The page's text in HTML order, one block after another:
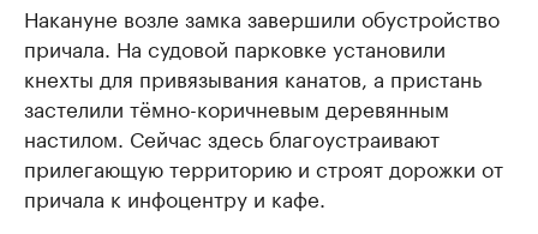
Накануне возле замка завершили обустройство
причала. На судовой парковке установили
кнехты для привязывания канатов, а пристань
застелили тёмно-коричневым деревянным
настилом. Сейчас здесь благоустраивают
прилегающую территорию и строят дорожки от
причала к инфоцентру и кафе.